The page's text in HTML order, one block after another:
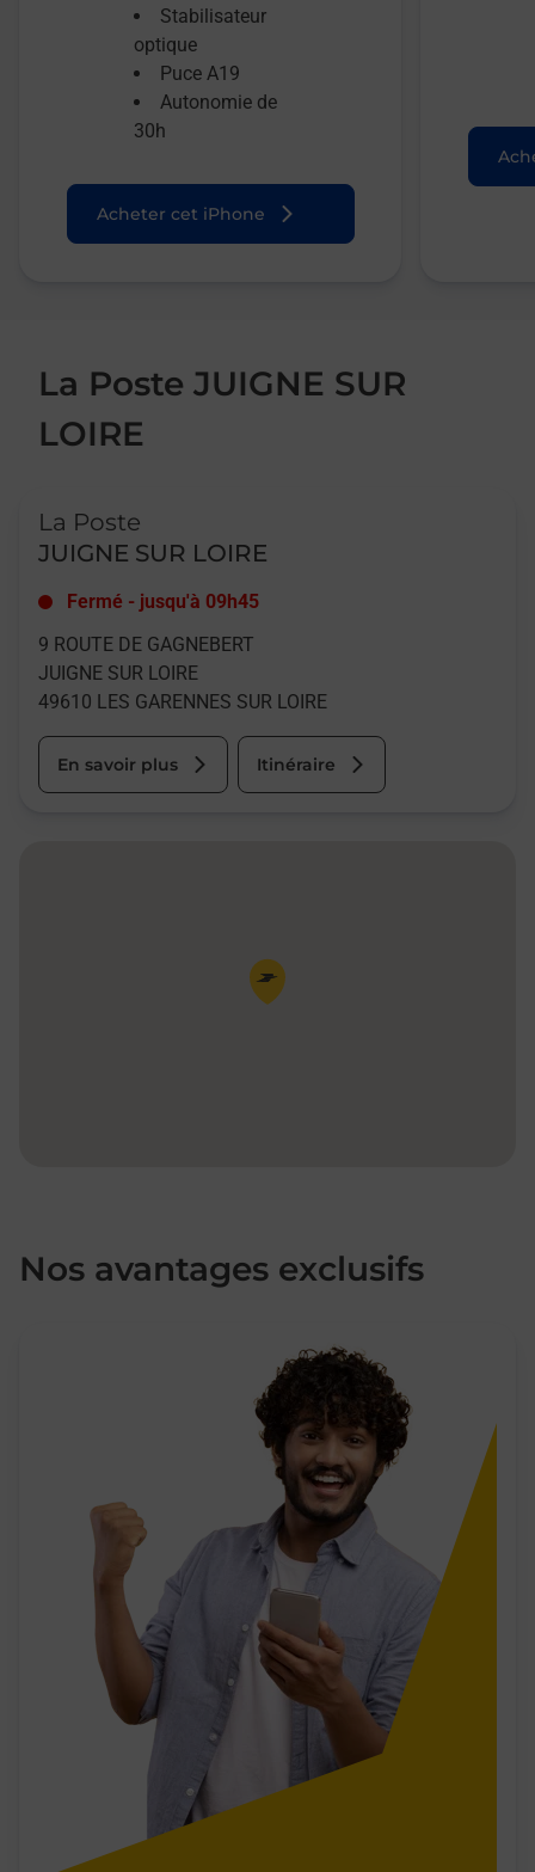
Stabilisateur
optique
Puce A19
Autonomie de
30h
Acheter cet iPhone
La Poste JUIGNE SUR
LOIRE
La Poste
JUIGNE SUR LOIRE
Fermé - jusqu'à 09h45
9 ROUTE DE GAGNEBERT
JUIGNE SUR LOIRE
49610 LES GARENNES SUR LOIRE
En savoir plus Itinéraire
Pin de la carte
Nos avantages exclusifs